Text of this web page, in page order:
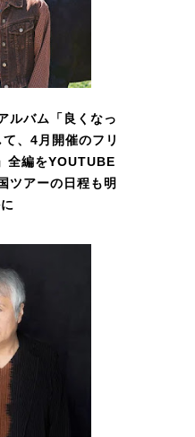
ルバム「良くなっ
、4月開催のフリ
全編をYOUTUBE
ツアーの日程も明